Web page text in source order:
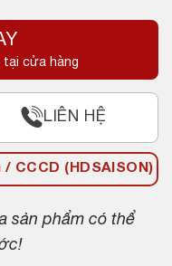
tại cửa hàng
LIÊN HỆ
/ CCCD (HDSAISON)
sản phẩm có thể